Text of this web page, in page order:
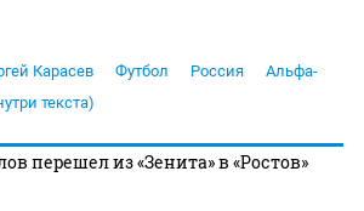
Карасев Футбол Россия
Альфа-
текста)
перешел из «Зенита» в «Ростов»